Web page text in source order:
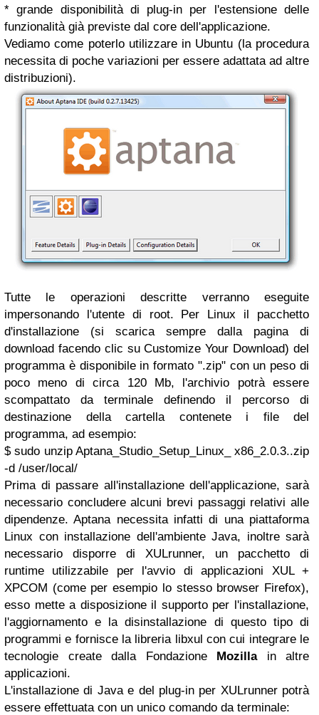
* grande disponibilità di plug-in per l'estensione delle
funzionalità già previste dal core dell'applicazione.
Vediamo come poterlo utilizzare in Ubuntu (la procedura
necessita di poche variazioni per essere adattata ad altre
distribuzioni).
Tutte le operazioni descritte verranno eseguite
impersonando l'utente di root. Per Linux il pacchetto
d'installazione (si scarica sempre dalla pagina di
download facendo clic su Customize Your Download) del
programma è disponibile in formato ".zip" con un peso di
poco meno di circa 120 Mb, l'archivio potrà essere
scompattato da terminale definendo il percorso di
destinazione della cartella contenete i file del
programma, ad esempio:
$ sudo unzip Aptana_Studio_Setup_Linux_ x86_2.0.3..zip
-d /user/local/
Prima di passare all'installazione dell'applicazione, sarà
necessario concludere alcuni brevi passaggi relativi alle
dipendenze. Aptana necessita infatti di una piattaforma
Linux con installazione dell'ambiente Java, inoltre sarà
necessario disporre di XULrunner, un pacchetto di
runtime utilizzabile per l'avvio di applicazioni XUL +
XPCOM (come per esempio lo stesso browser Firefox),
esso mette a disposizione il supporto per l'installazione,
l'aggiornamento e la disinstallazione di questo tipo di
programmi e fornisce la libreria libxul con cui integrare le
tecnologie create dalla Fondazione Mozillain altre
applicazioni.
L'installazione di Java e del plug-in per XULrunner potrà
essere effettuata con un unico comando da terminale: